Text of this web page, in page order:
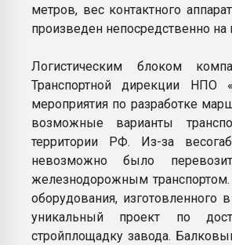
метров, вес контактного
произведен непосредственно
Логистическим блоком
Транспортной дирекции НПО
мероприятия по разработке
возможные варианты
территории РФ. Из-за
невозможно было
железнодорожным
оборудования,
уникальный проект по
стройплощадку завода.